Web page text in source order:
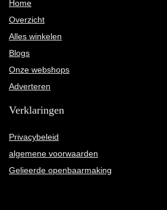
Home
Overzicht
Alles winkelen
Blogs
Onze webshops
Adverteren
Verklaringen
Privacybeleid
algemene voorwaarden
Gelieerde openbaarmaking